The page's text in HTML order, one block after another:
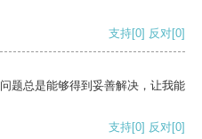
支持[0] 反对[0]
题总是能够得到妥善解决，让我能
支持[0] 反对[0]